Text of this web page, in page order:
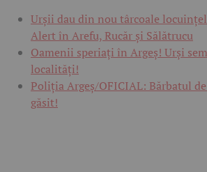
Urșii dau din nou târcoale
Alert în Arefu, Rucăr și Sălătrucu
Oamenii speriați în Argeș! Urși
localități!
Poliția Argeș/OFICIAL: Bărbatul
găsit!